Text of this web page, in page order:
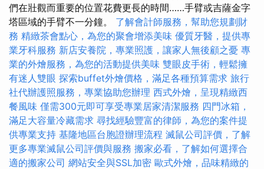
們在壯觀而重要的位置花費更長的時間……手臂或吉薩金字
塔區域的手臂不一分鐘。 了解會計師服務，幫助您規劃財
務 精緻茶會點心，為您的聚會增添美味 優質牙醫，提供專
業牙科服務 新店安養院，專業照護，讓家人無後顧之憂 專
業的外燴服務，為您的活動提供美味 雙眼皮手術，輕鬆擁
有迷人雙眼 探索buffet外燴價格，滿足各種預算需求 旅行
社代辦護照服務，專業協助您辦理 西式外燴，呈現精緻西
餐風味 僅需300元即可享受專業居家清潔服務 四門冰箱，
滿足大容量冷藏需求 尋找經驗豐富的律師，為您的案件提
供專業支持 基隆地區台胞證辦理流程 滅鼠公司評價，了解
更多專業滅鼠公司評價與服務 搬家必看，了解如何選擇合
適的搬家公司 網站安全與SSL加密 歐式外燴，品味精緻的